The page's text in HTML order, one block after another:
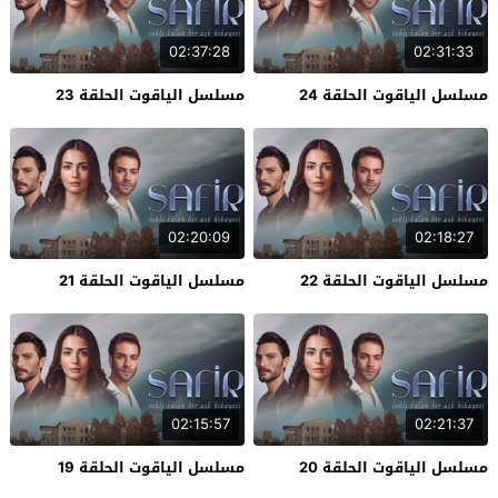
02:31:33
مسلسل الياقوت الحلقة 24
02:37:28
مسلسل الياقوت الحلقة 23
02:18:27
مسلسل الياقوت الحلقة 22
02:20:09
مسلسل الياقوت الحلقة 21
02:21:37
مسلسل الياقوت الحلقة 20
02:15:57
مسلسل الياقوت الحلقة 19